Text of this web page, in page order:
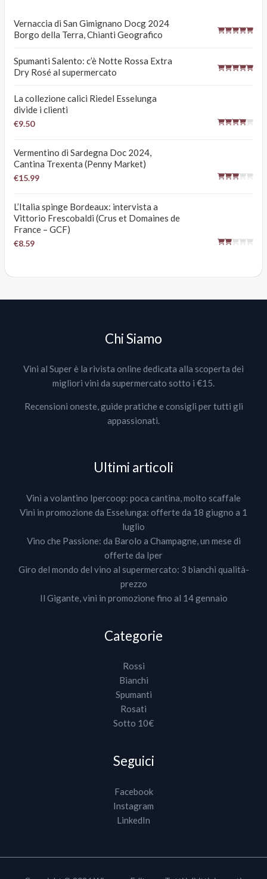
Vernaccia di San Gimignano Docg 2024
Borgo della Terra, Chianti Geografico
Spumanti Salento: c’è Notte Rossa Extra
Dry Rosé al supermercato
La collezione calici Riedel Esselunga
divide i clienti
€9.50
Vermentino di Sardegna Doc 2024,
Cantina Trexenta (Penny Market)
€15.99
L’Italia spinge Bordeaux: intervista a
Vittorio Frescobaldi (Crus et Domaines de
France – GCF)
€8.59
Chi Siamo
Vini al Super è la rivista online dedicata alla scoperta dei
migliori vini da supermercato sotto i €15.
Recensioni oneste, guide pratiche e consigli per tutti gli
appassionati.
Ultimi articoli
Vini a volantino Ipercoop: poca cantina, molto scaffale
Vini in promozione da Esselunga: offerte da 18 giugno a 1
luglio
Vino che Passione: da Barolo a Champagne, un mese di
offerte da Iper
Giro del mondo del vino al supermercato: 3 bianchi qualità-
prezzo
Il Gigante, vini in promozione fino al 14 gennaio
Categorie
Rossi
Bianchi
Spumanti
Rosati
Sotto 10€
Seguici
Facebook
Instagram
LinkedIn